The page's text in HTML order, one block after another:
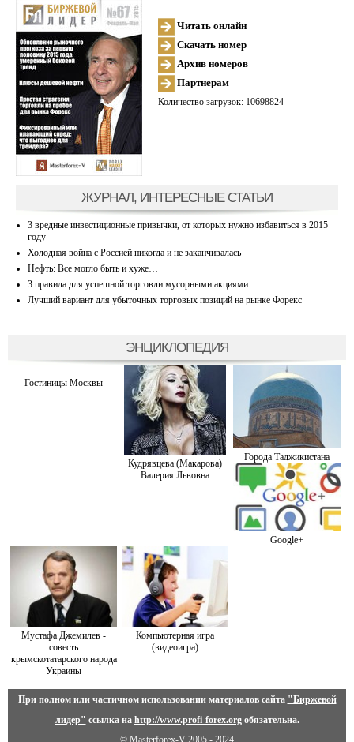
Читать онлайн
Скачать номер
Архив номеров
Партнерам
Количество загрузок: 10698824
ЖУРНАЛ, ИНТЕРЕСНЫЕ СТАТЬИ
3 вредные инвестиционные привычки, от которых нужно избавиться в 2015
году
Холодная война с Россией никогда и не заканчивалась
Нефть: Все могло быть и хуже…
3 правила для успешной торговли мусорными акциями
Лучший вариант для убыточных торговых позиций на рынке Форекс
ЭНЦИКЛОПЕДИЯ
Гостиницы Москвы
Кудрявцева (Макарова)
Валерия Львовна
Города Таджикистана
Google+
Мустафа Джемилев -
совесть
крымскотатарского народа
Украины
Компьютерная игра
(видеоигра)
При полном или частичном использовании материалов сайта "Биржевой
лидер" ссылка на http://www.profi-forex.orgобязательна.
© Masterforex-V 2005 - 2024